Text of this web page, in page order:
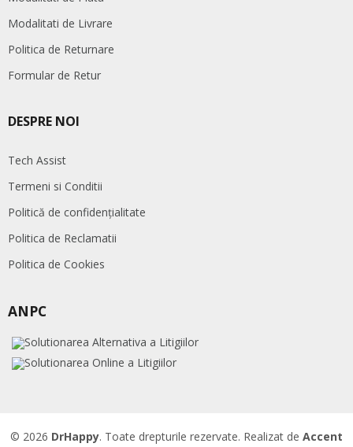
Modalitati de Livrare
Politica de Returnare
Formular de Retur
DESPRE NOI
Tech Assist
Termeni si Conditii
Politică de confidențialitate
Politica de Reclamatii
Politica de Cookies
ANPC
© 2026 DrHappy. Toate drepturile rezervate. Realizat de Accent